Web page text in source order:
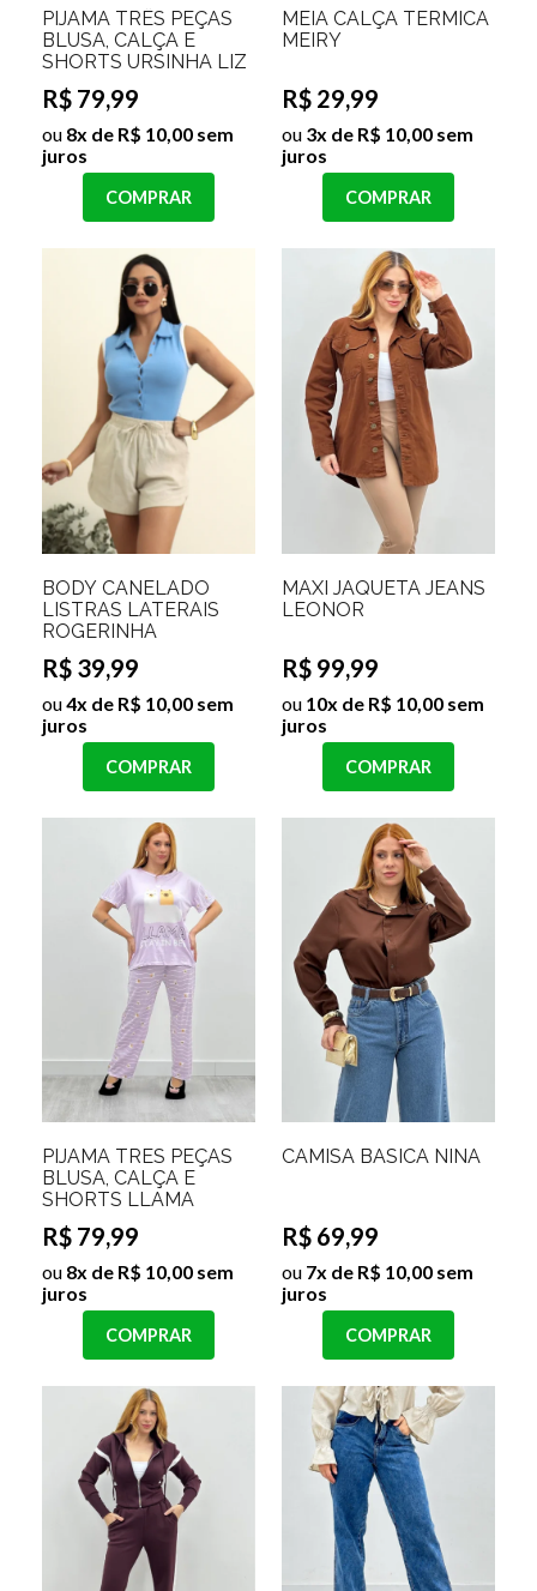
PIJAMA TRÊS PEÇAS
BLUSA, CALÇA E
SHORTS URSINHA LIZ
R$ 79,99
ou 8x de R$ 10,00 sem
juros
COMPRAR
MEIA CALÇA TERMICA
MEIRY
R$ 29,99
ou 3x de R$ 10,00 sem
juros
COMPRAR
BODY CANELADO
LISTRAS LATERAIS
ROGERINHA
R$ 39,99
ou4x de R$ 10,00 sem
juros
COMPRAR
MAXI JAQUETA JEANS
LEONOR
R$ 99,99
ou 10x de R$ 10,00 sem
juros
COMPRAR
PIJAMA TRES PEÇAS
BLUSA, CALÇA E
SHORTS LLAMA
R$ 79,99
ou 8x de R$ 10,00 sem
juros
COMPRAR
CAMISA BASICA NINA
R$ 69,99
ou 7x de R$ 10,00 sem
juros
COMPRAR